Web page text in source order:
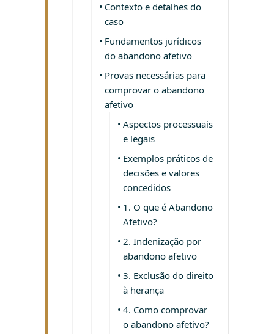
Contexto e detalhes do
caso
Fundamentos jurídicos
do abandono afetivo
Provas necessárias para
comprovar o abandono
afetivo
Aspectos processuais
e legais
Exemplos práticos de
decisões e valores
concedidos
1. O que é Abandono
Afetivo?
2. Indenização por
abandono afetivo
3. Exclusão do direito
à herança
4. Como comprovar
o abandono afetivo?